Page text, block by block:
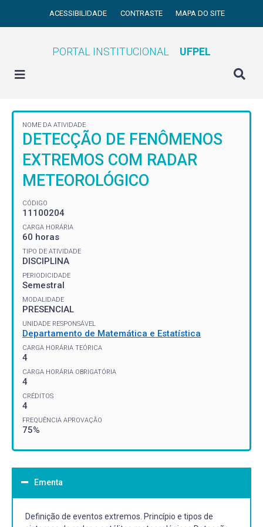
ACESSIBILIDADE CONTRASTE MAPA DO SITE
PORTAL INSTITUCIONAL UFPEL
NOME DA ATIVIDADE
DETECÇÃO DE FENÔMENOS
EXTREMOS COM RADAR
METEOROLÓGICO
CÓDIGO
11100204
CARGA HORÁRIA
60 horas
TIPO DE ATIVIDADE
DISCIPLINA
PERIODICIDADE
Semestral
MODALIDADE
PRESENCIAL
UNIDADE RESPONSÁVEL
Departamento de Matemática e Estatística
CARGA HORÁRIA TEÓRICA
4
CARGA HORÁRIA OBRIGATÓRIA
4
CRÉDITOS
4
FREQUÊNCIA APROVAÇÃO
75%
Ementa
Definição de eventos extremos. Princípio e tipos de